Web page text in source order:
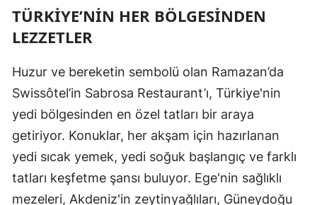
TÜRKIYE’NIN HER BÖLGESINDEN
LEZZETLER
Huzur ve bereketin sembolü olan Ramazan’da
Swissôtel’in Sabrosa Restaurant’ı, Türkiye'nin
yedi bölgesinden en özel tatları bir araya
getiriyor. Konuklar, her akşam için hazırlanan
yedi sıcak yemek, yedi soğuk başlangıç ve farklı
tatları keşfetme şansı buluyor. Ege'nin sağlıklı
mezeleri, Akdeniz'in zeytinyağlıları, Güneydoğu